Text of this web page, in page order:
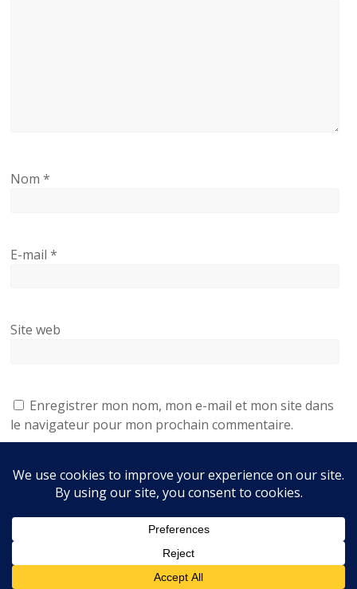
Nom*
E-mail*
Site web
Enregistrer mon nom, mon e-mail et mon site dans
le navigateur pour mon prochain commentaire.
Nos maisons
La ville de Mirambeau
Liens utiles Services
Avis
Mentions légales